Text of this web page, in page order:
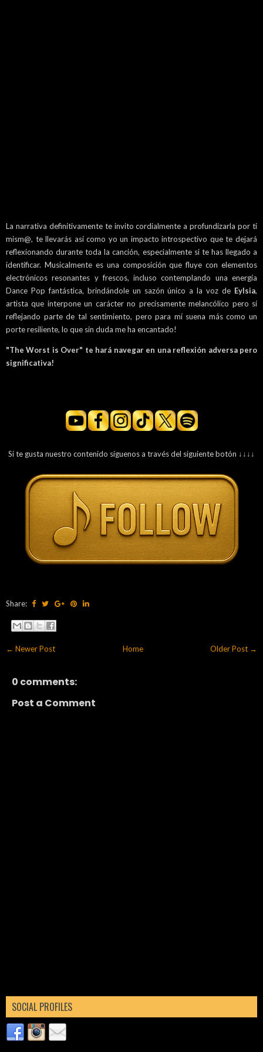
La narrativa definitivamente te invito cordialmente a profundizarla por ti
mism@, te llevarás así como yo un impacto introspectivo que te dejará
reflexionando durante toda la canción, especialmente si te has llegado a
identificar. Musicalmente es una composición que fluye con elementos
electrónicos resonantes y frescos, incluso contemplando una energía
Dance Pop fantástica, brindándole un sazón único a la voz de Eylsia,
artista que interpone un carácter no precisamente melancólico pero sí
reflejando parte de tal sentimiento, pero para mí suena más como un
porte resiliente, lo que sin duda me ha encantado!
"The Worst is Over" te hará navegar en una reflexión adversa pero
significativa!
Sí te gusta nuestro contenido síguenos a través del siguiente botón ↓↓↓↓
Share:
← Newer Post Older Post →
Home
0 comments:
Post a Comment
SOCIAL PROFILES